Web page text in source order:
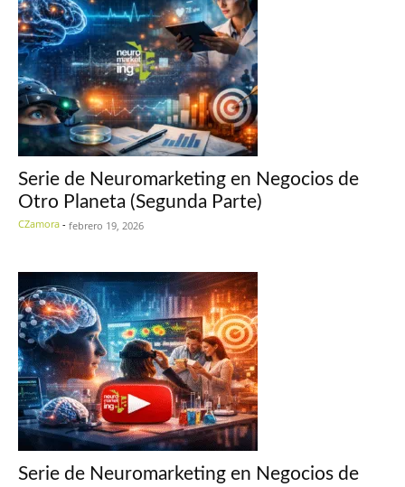
Serie de Neuromarketing en Negocios de
Otro Planeta (Segunda Parte)
CZamora - febrero 19, 2026
Serie de Neuromarketing en Negocios de